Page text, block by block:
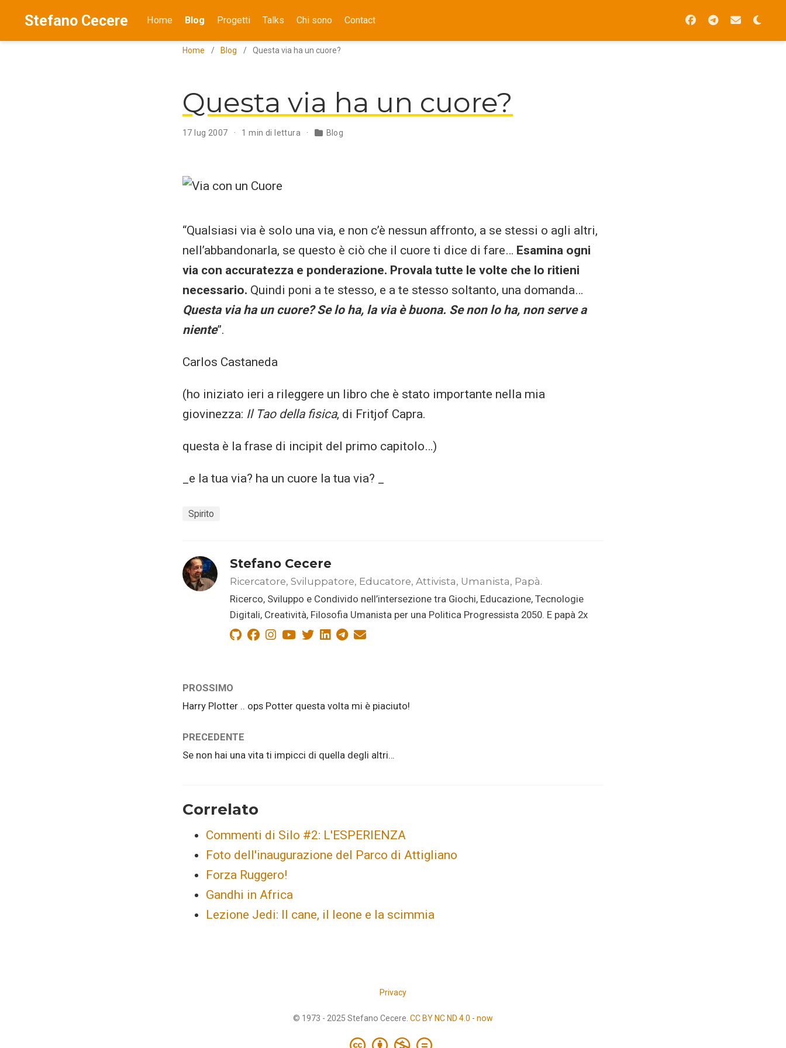
Stefano Cecere Home Blog Progetti Talks Chi sono Contact
Home Blog Questa via ha un cuore?
Questa via ha un cuore?
17 lug 2007 1 min di lettura Blog
“Qualsiasi via è solo una via, e non c’è nessun affronto, a se stessi o agli altri,
nell’abbandonarla, se questo è ciò che il cuore ti dice di fare… Esamina ogni
via con accuratezza e ponderazione. Provala tutte le volte che lo ritieni
necessario. Quindi poni a te stesso, e a te stesso soltanto, una domanda…
Questa via ha un cuore? Se lo ha, la via è buona. Se non lo ha, non serve a
niente”.
Carlos Castaneda
(ho iniziato ieri a rileggere un libro che è stato importante nella mia
giovinezza: Il Tao della fisica, di Fritjof Capra.
questa è la frase di incipit del primo capitolo…)
_e la tua via? ha un cuore la tua via? _
Spirito
Stefano Cecere
Ricercatore, Sviluppatore, Educatore, Attivista, Umanista, Papà.
Ricerco, Sviluppo e Condivido nell’intersezione tra Giochi, Educazione, Tecnologie
Digitali, Creatività, Filosofia Umanista per una Politica Progressista 2050. E papà 2x
PROSSIMO
Harry Plotter .. ops Potter questa volta mi è piaciuto!
PRECEDENTE
Se non hai una vita ti impicci di quella degli altri…
Correlato
Commenti di Silo #2: L'ESPERIENZA
Foto dell'inaugurazione del Parco di Attigliano
Forza Ruggero!
Gandhi in Africa
Lezione Jedi: Il cane, il leone e la scimmia
Privacy
© 1973 - 2025 Stefano Cecere. CC BY NC ND 4.0 - now